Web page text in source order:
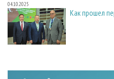
04.10.2025
Как прошел